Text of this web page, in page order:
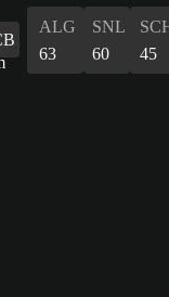
ALG
63
SNL
60
45